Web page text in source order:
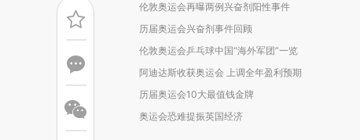
伦敦奥运会再曝两例兴奋剂阳性事件
历届奥运会兴奋剂事件回顾
伦敦奥运会乒乓球中国“海外军团”一览
阿迪达斯收获奥运会 上调全年盈利预期
历届奥运会10大最值钱金牌
奥运会恐难提振英国经济